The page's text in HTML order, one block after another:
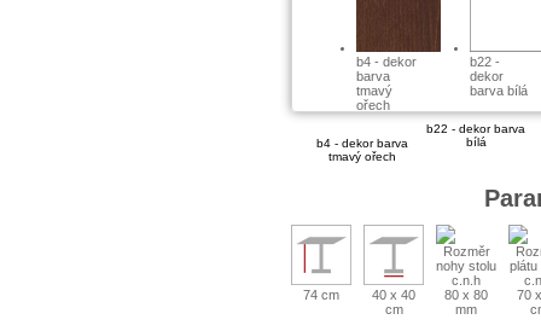
b4 - dekor
barva
tmavý
ořech
b4 - dekor barva
tmavý ořech
b22 -
dekor
barva bílá
b22 - dekor barva
bílá
74 cm
40 x 40
cm
80 x 80
mm
70